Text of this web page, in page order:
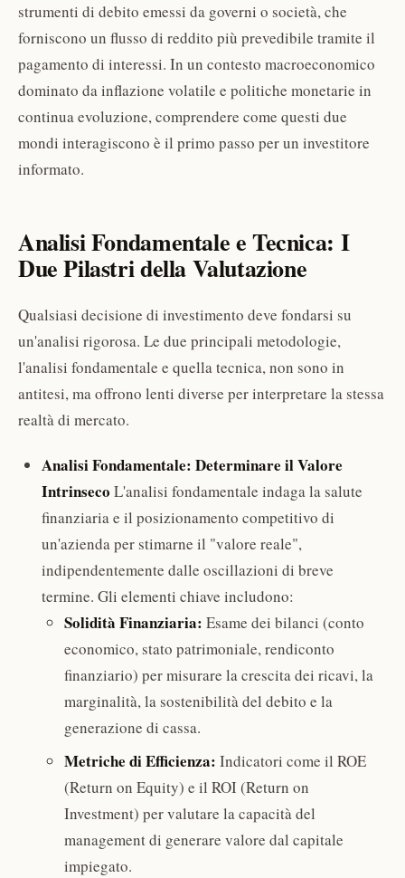
strumenti di debito emessi da governi o società, che
forniscono un flusso di reddito più prevedibile tramite il
pagamento di interessi. In un contesto macroeconomico
dominato da inflazione volatile e politiche monetarie in
continua evoluzione, comprendere come questi due
mondi interagiscono è il primo passo per un investitore
informato.
Analisi Fondamentale e Tecnica: I
Due Pilastri della Valutazione
Qualsiasi decisione di investimento deve fondarsi su
un'analisi rigorosa. Le due principali metodologie,
l'analisi fondamentale e quella tecnica, non sono in
antitesi, ma offrono lenti diverse per interpretare la stessa
realtà di mercato.
Analisi Fondamentale: Determinare il Valore
Intrinseco L'analisi fondamentale indaga la salute
finanziaria e il posizionamento competitivo di
un'azienda per stimarne il "valore reale",
indipendentemente dalle oscillazioni di breve
termine. Gli elementi chiave includono:
Solidità Finanziaria: Esame dei bilanci (conto
economico, stato patrimoniale, rendiconto
finanziario) per misurare la crescita dei ricavi, la
marginalità, la sostenibilità del debito e la
generazione di cassa.
Metriche di Efficienza: Indicatori come il ROE
(Return on Equity) e il ROI (Return on
Investment) per valutare la capacità del
management di generare valore dal capitale
impiegato.